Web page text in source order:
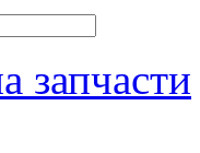
запчасти